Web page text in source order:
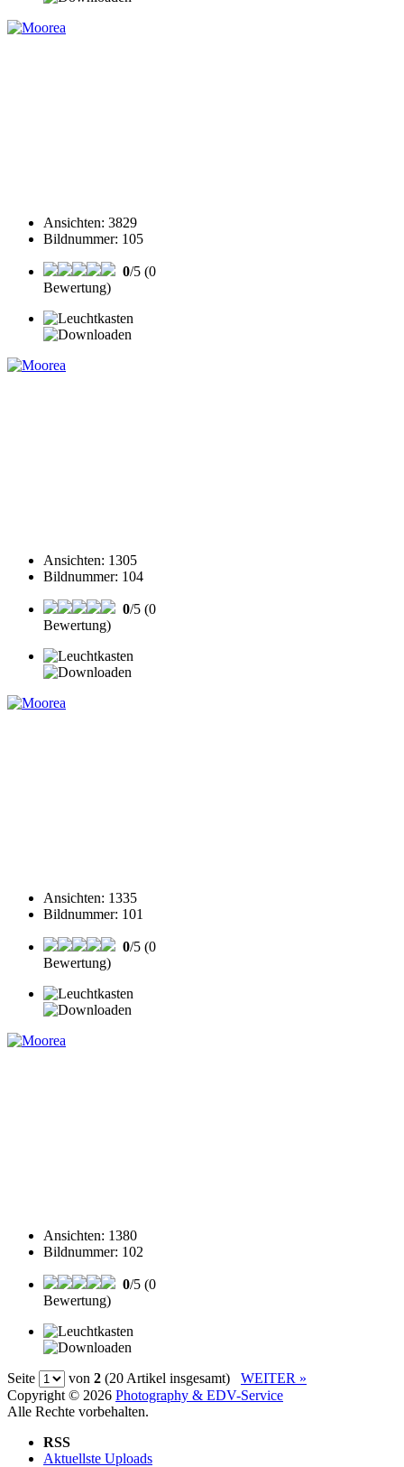
Ansichten: 3829
Bildnummer: 105
0/5 (0
Bewertung)
Ansichten: 1305
Bildnummer: 104
0/5 (0
Bewertung)
Ansichten: 1335
Bildnummer: 101
0/5 (0
Bewertung)
Ansichten: 1380
Bildnummer: 102
0/5 (0
Bewertung)
Seite von 2 (20 Artikel insgesamt)
WEITER »
Copyright © 2026 Photography & EDV-Service
Alle Rechte vorbehalten.
RSS
Aktuellste Uploads